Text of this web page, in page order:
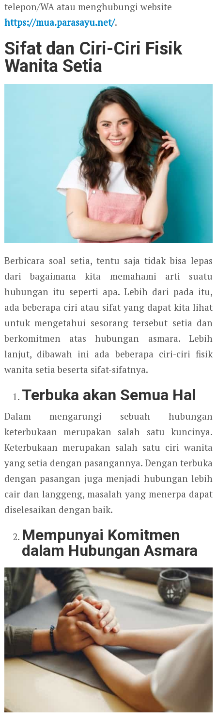
telepon/WA atau menghubungi website
https://mua.parasayu.net/.
Sifat dan Ciri-Ciri Fisik
Wanita Setia
Berbicara soal setia, tentu saja tidak bisa lepas
dari bagaimana kita memahami arti suatu
hubungan itu seperti apa. Lebih dari pada itu,
ada beberapa ciri atau sifat yang dapat kita lihat
untuk mengetahui sesorang tersebut setia dan
berkomitmen atas hubungan asmara. Lebih
lanjut, dibawah ini ada beberapa ciri-ciri fisik
wanita setia beserta sifat-sifatnya.
Terbuka akan Semua Hal
Dalam mengarungi sebuah hubungan
keterbukaan merupakan salah satu kuncinya.
Keterbukaan merupakan salah satu ciri wanita
yang setia dengan pasangannya. Dengan terbuka
dengan pasangan juga menjadi hubungan lebih
cair dan langgeng, masalah yang menerpa dapat
diselesaikan dengan baik.
Mempunyai Komitmen
dalam Hubungan Asmara